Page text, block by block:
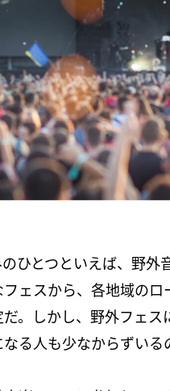
ひとつといえば、野外
ェスから、各地域の
。しかし、野外フェ
る人も少なからずいる